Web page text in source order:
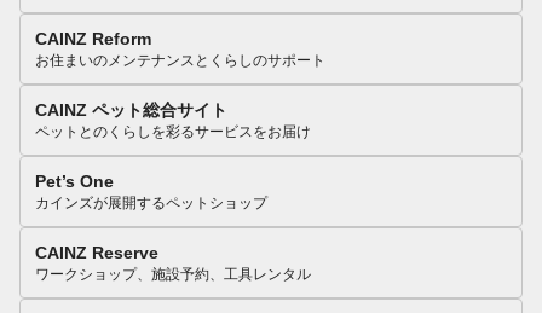
CAINZ Reform
お住まいのメンテナンスとくらしのサポート
CAINZ ペット総合サイト
ペットとのくらしを彩るサービスをお届け
Pet’s One
カインズが展開するペットショップ
CAINZ Reserve
ワークショップ、施設予約、工具レンタル